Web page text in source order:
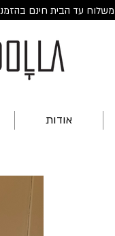
משלוח עד הבית חינם בהזמנה מעל
אודות